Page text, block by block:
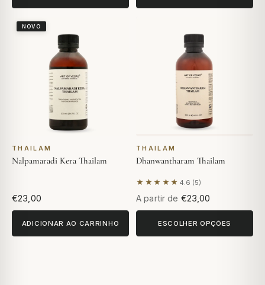
NOVO
THAILAM
Nalpamaradi Kera Thailam
€23,00
ADICIONAR AO CARRINHO
THAILAM
Dhanwantharam Thailam
★★★★★ 4.6 (5)
Com base em 5 avaliações
A partir de €23,00
ESCOLHER OPÇÕES